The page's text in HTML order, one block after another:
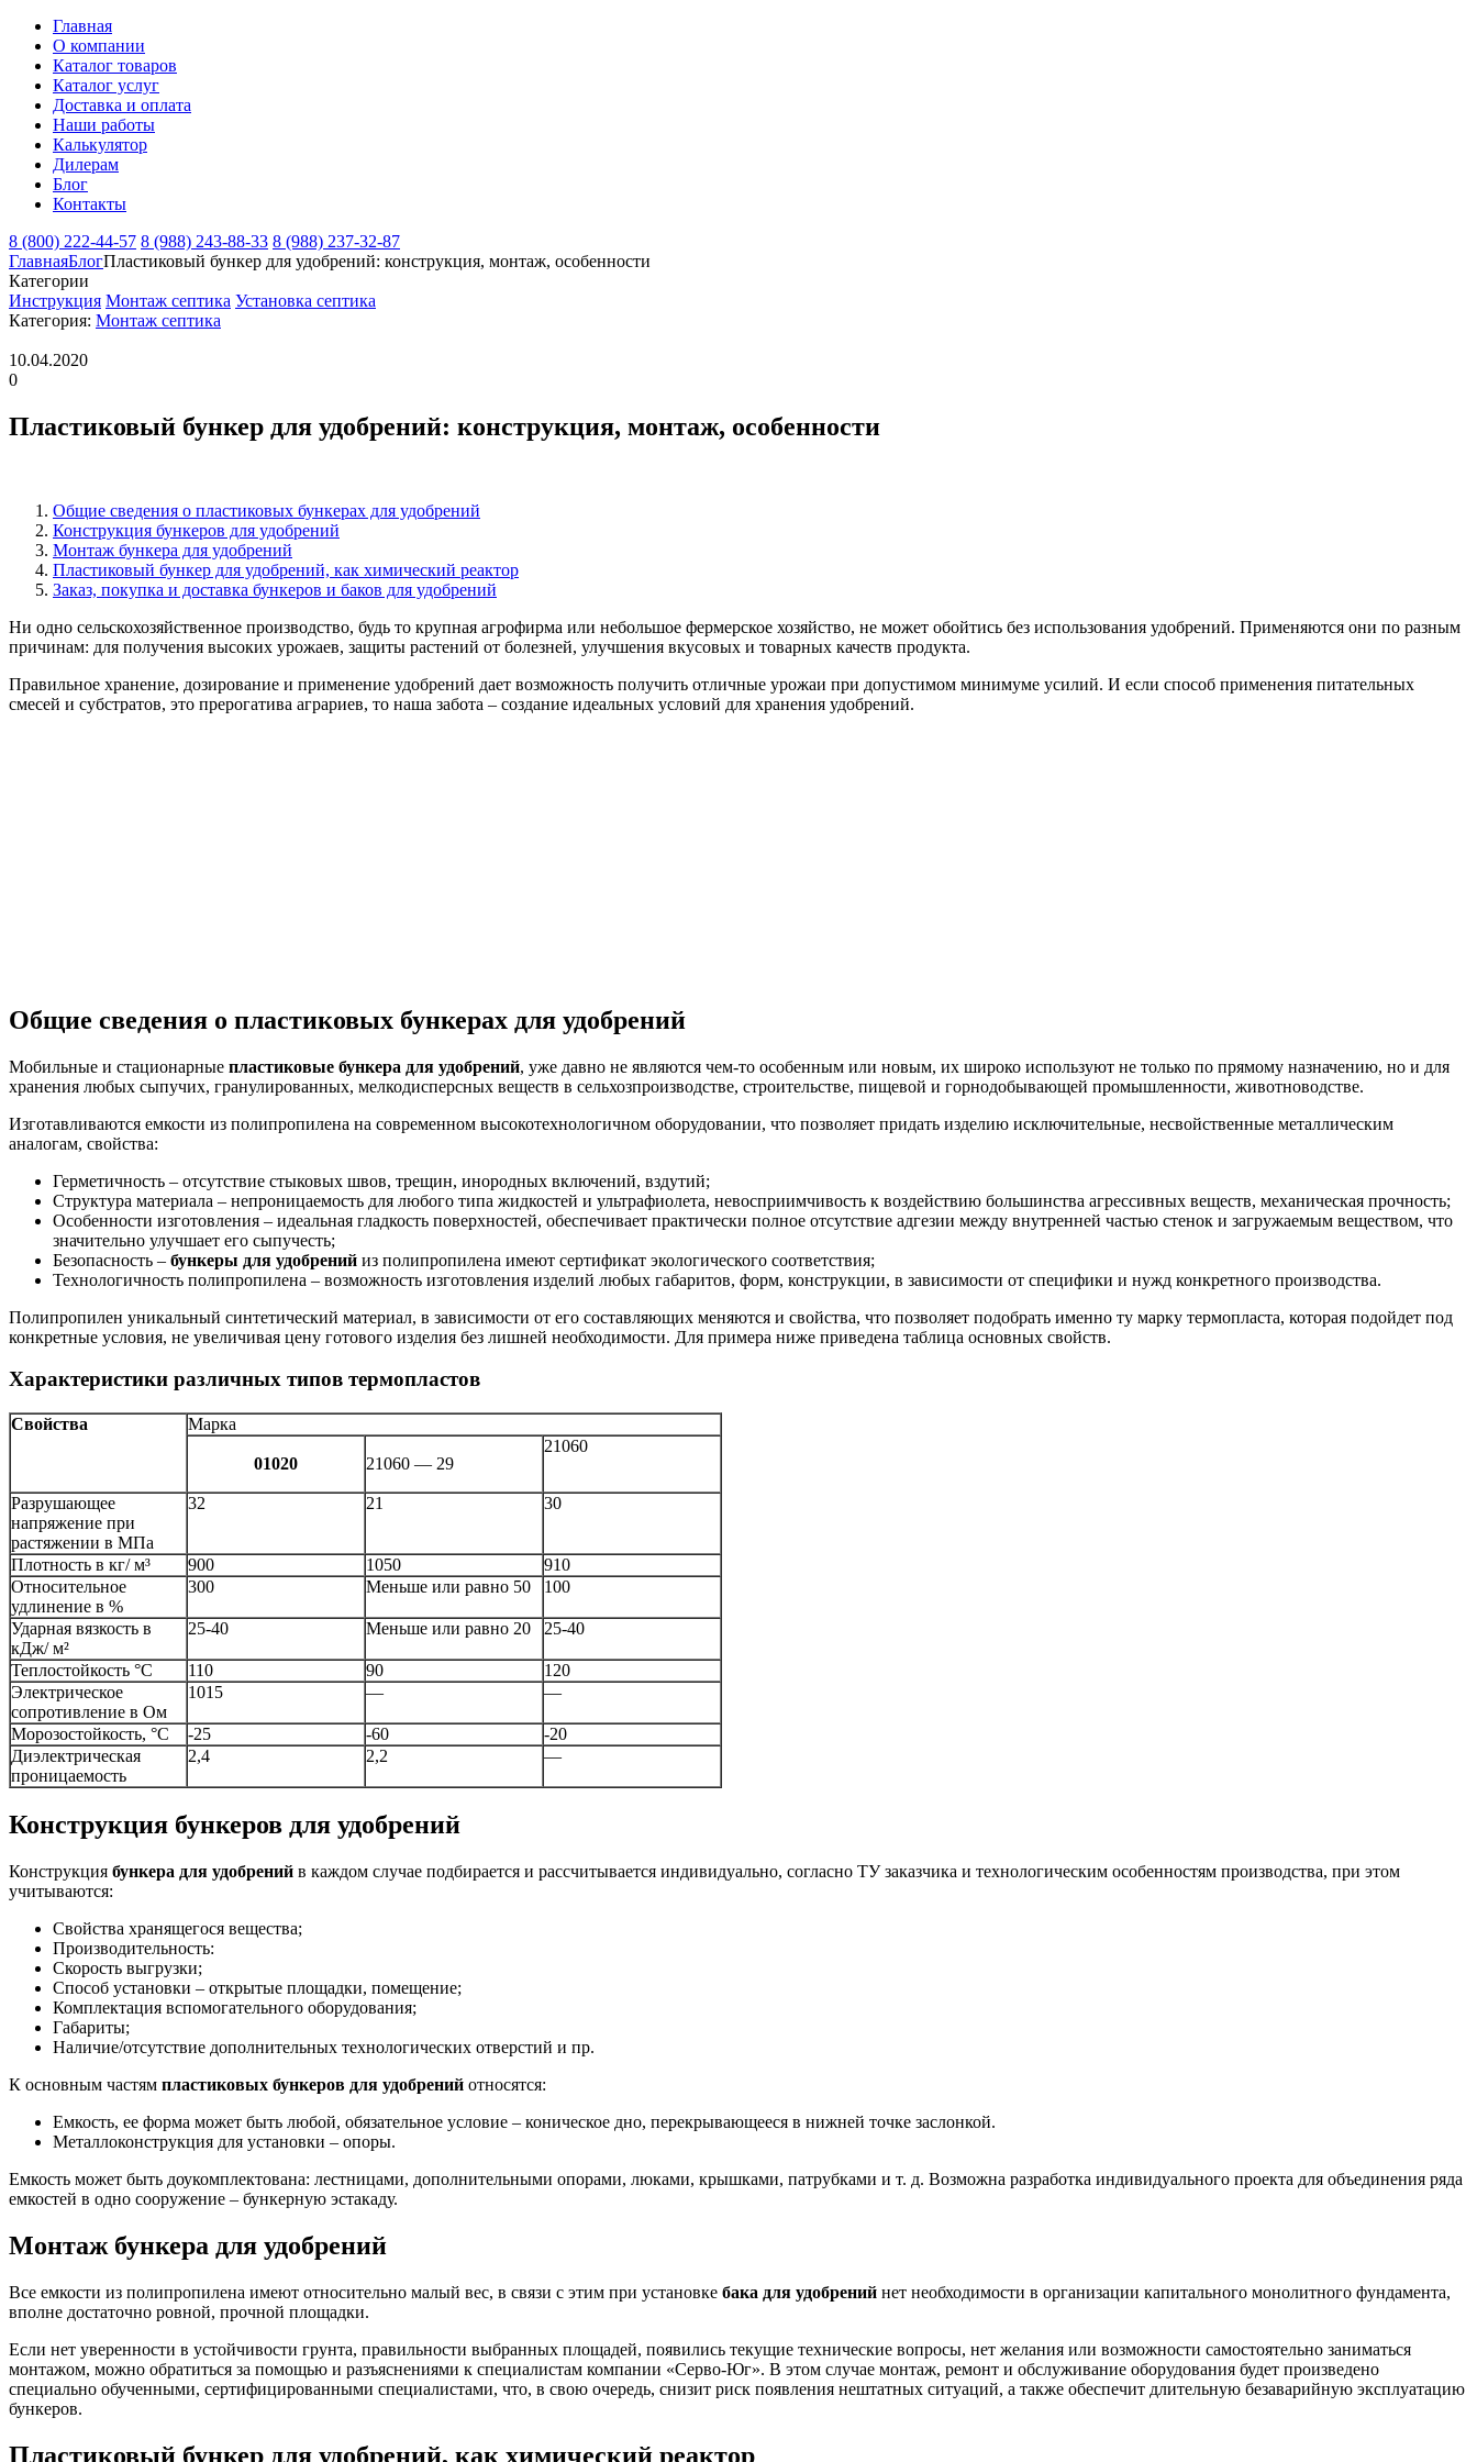
Главная
О компании
Каталог товаров
Каталог услуг
Доставка и оплата
Наши работы
Калькулятор
Дилерам
Блог
Контакты
8 (800) 222-44-57 8 (988) 243-88-33 8 (988) 237-32-87
ГлавнаяБлогПластиковый бункер для удобрений: конструкция, монтаж, особенности
Категории
Инструкция Монтаж септика Установка септика
Категория: Монтаж септика
10.04.2020
0
Пластиковый бункер для удобрений: конструкция, монтаж, особенности
Общие сведения о пластиковых бункерах для удобрений
Конструкция бункеров для удобрений
Монтаж бункера для удобрений
Пластиковый бункер для удобрений, как химический реактор
Заказ, покупка и доставка бункеров и баков для удобрений
Ни одно сельскохозяйственное производство, будь то крупная агрофирма или небольшое фермерское хозяйство, не может обойтись без использования удобрений. Применяются они по разным
причинам: для получения высоких урожаев, защиты растений от болезней, улучшения вкусовых и товарных качеств продукта.
Правильное хранение, дозирование и применение удобрений дает возможность получить отличные урожаи при допустимом минимуме усилий. И если способ применения питательных
смесей и субстратов, это прерогатива аграриев, то наша забота – создание идеальных условий для хранения удобрений.
Общие сведения о пластиковых бункерах для удобрений
Мобильные и стационарные пластиковые бункера для удобрений, уже давно не являются чем-то особенным или новым, их широко используют не только по прямому назначению, но и для
хранения любых сыпучих, гранулированных, мелкодисперсных веществ в сельхозпроизводстве, строительстве, пищевой и горнодобывающей промышленности, животноводстве.
Изготавливаются емкости из полипропилена на современном высокотехнологичном оборудовании, что позволяет придать изделию исключительные, несвойственные металлическим
аналогам, свойства:
Герметичность – отсутствие стыковых швов, трещин, инородных включений, вздутий;
Структура материала – непроницаемость для любого типа жидкостей и ультрафиолета, невосприимчивость к воздействию большинства агрессивных веществ, механическая прочность;
Особенности изготовления – идеальная гладкость поверхностей, обеспечивает практически полное отсутствие адгезии между внутренней частью стенок и загружаемым веществом, что
значительно улучшает его сыпучесть;
Безопасность – бункеры для удобрений из полипропилена имеют сертификат экологического соответствия;
Технологичность полипропилена – возможность изготовления изделий любых габаритов, форм, конструкции, в зависимости от специфики и нужд конкретного производства.
Полипропилен уникальный синтетический материал, в зависимости от его составляющих меняются и свойства, что позволяет подобрать именно ту марку термопласта, которая подойдет под
конкретные условия, не увеличивая цену готового изделия без лишней необходимости. Для примера ниже приведена таблица основных свойств.
Характеристики различных типов термопластов
Свойства Марка
01020 21060 — 29
21060
Разрушающее
напряжение при
растяжении в МПа
32 21 30
Плотность в кг/ м³ 900 1050
910
Относительное
удлинение в %
300 Меньше или равно 50 100
Ударная вязкость в
кДж/ м²
25-40 Меньше или равно 20 25-40
Теплостойкость °С 110 90
120
Электрическое
сопротивление в Ом
1015 — —
Морозостойкость, °С -25 -60
-20
Диэлектрическая
проницаемость
2,4 2,2 —
Конструкция бункеров для удобрений
Конструкция бункера для удобрений в каждом случае подбирается и рассчитывается индивидуально, согласно ТУ заказчика и технологическим особенностям производства, при этом
учитываются:
Свойства хранящегося вещества;
Производительность:
Скорость выгрузки;
Способ установки – открытые площадки, помещение;
Комплектация вспомогательного оборудования;
Габариты;
Наличие/отсутствие дополнительных технологических отверстий и пр.
К основным частям пластиковых бункеров для удобрений относятся:
Емкость, ее форма может быть любой, обязательное условие – коническое дно, перекрывающееся в нижней точке заслонкой.
Металлоконструкция для установки – опоры.
Емкость может быть доукомплектована: лестницами, дополнительными опорами, люками, крышками, патрубками и т. д. Возможна разработка индивидуального проекта для объединения ряда
емкостей в одно сооружение – бункерную эстакаду.
Монтаж бункера для удобрений
Все емкости из полипропилена имеют относительно малый вес, в связи с этим при установке бака для удобрений нет необходимости в организации капитального монолитного фундамента,
вполне достаточно ровной, прочной площадки.
Если нет уверенности в устойчивости грунта, правильности выбранных площадей, появились текущие технические вопросы, нет желания или возможности самостоятельно заниматься
монтажом, можно обратиться за помощью и разъяснениями к специалистам компании «Серво-Юг». В этом случае монтаж, ремонт и обслуживание оборудования будет произведено
специально обученными, сертифицированными специалистами, что, в свою очередь, снизит риск появления нештатных ситуаций, а также обеспечит длительную безаварийную эксплуатацию
бункеров.
Пластиковый бункер для удобрений, как химический реактор